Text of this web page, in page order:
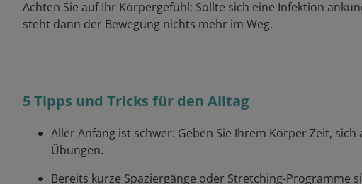
Achten Sie auf Ihr Körpergefühl: Sollte sich eine Infektion
steht dann der Bewegung nichts mehr im Weg.
5 Tipps und Tricks für den Alltag
Aller Anfang ist schwer: Geben Sie Ihrem Körper Zeit,
Übungen.
Bereits kurze Spaziergänge oder Stretching-Programme